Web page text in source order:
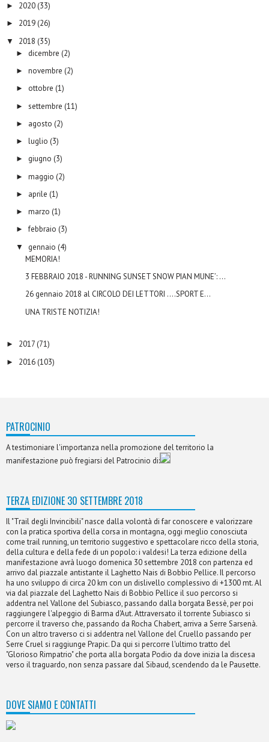
► 2020 (33)
► 2019 (26)
▼ 2018 (35)
► dicembre (2)
► novembre (2)
► ottobre (1)
► settembre (11)
► agosto (2)
► luglio (3)
► giugno (3)
► maggio (2)
► aprile (1)
► marzo (1)
►febbraio (3)
▼ gennaio (4)
MEMORIA!
3 FEBBRAIO 2018 - RUNNING SUNSET SNOW PIAN MUNE’: ...
26 gennaio 2018 al CIRCOLO DEI LETTORI ....SPORT E...
UNA TRISTE NOTIZIA!
► 2017 (71)
► 2016 (103)
PATROCINIO
A testimoniare l'importanza nella promozione del territorio la
manifestazione può fregiarsi del Patrocinio di:
TERZA EDIZIONE 30 SETTEMBRE 2018
Il "Trail degli Invincibili" nasce dalla volontà di far conoscere e valorizzare
con la pratica sportiva della corsa in montagna, oggi meglio conosciuta
come trail running, un territorio suggestivo e spettacolare ricco della storia,
della cultura e della fede di un popolo: i valdesi! La terza edizione della
manifestazione avrà luogo domenica 30 settembre 2018 con partenza ed
arrivo dal piazzale antistante il Laghetto Nais di Bobbio Pellice. Il percorso
ha uno sviluppo di circa 20 km con un dislivello complessivo di +1300 mt. Al
via dal piazzale del Laghetto Nais di Bobbio Pellice il suo percorso si
addentra nel Vallone del Subiasco, passando dalla borgata Bessè, per poi
raggiungere l'alpeggio di Barma d'Aut. Attraversato il torrente Subiasco si
percorre il traverso che, passando da Rocha Chabert, arriva a Serre Sarsenà.
Con un altro traverso ci si addentra nel Vallone del Cruello passando per
Serre Cruel si raggiunge Prapic. Da qui si percorre l'ultimo tratto del
"Glorioso Rimpatrio" che porta alla borgata Podio da dove inizia la discesa
verso il traguardo, non senza passare dal Sibaud, scendendo da le Pausette.
DOVE SIAMO E CONTATTI